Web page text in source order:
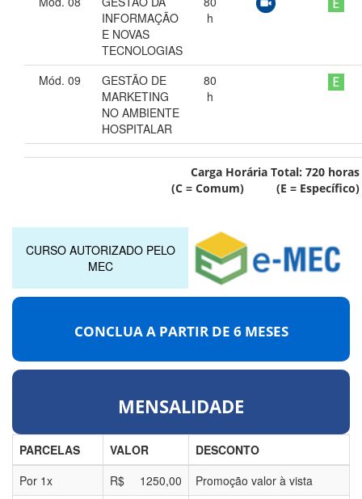
INFORMAÇÃO
E NOVAS
TECNOLOGIAS
h
Mód. 09
GESTÃO DE
MARKETING
NO AMBIENTE
HOSPITALAR
80
h
Carga Horária Total: 720 horas
(C = Comum) (E = Específico)
CURSO AUTORIZADO PELO
MEC
CONCLUA A PARTIR DE 6 MESES
MENSALIDADE
PARCELAS VALOR
DESCONTO
Por 1x R$ 1250,00
Promoção valor à vista